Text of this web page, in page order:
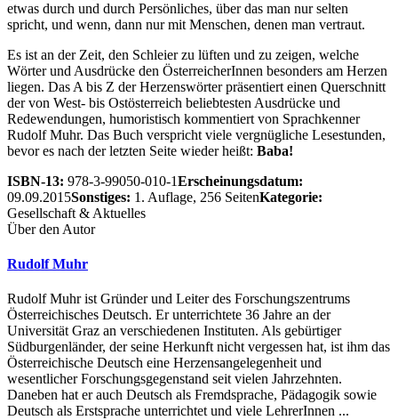
etwas durch und durch Persönliches, über das man nur selten
spricht, und wenn, dann nur mit Menschen, denen man vertraut.
Es ist an der Zeit, den Schleier zu lüften und zu zeigen, welche
Wörter und Ausdrücke den ÖsterreicherInnen besonders am Herzen
liegen. Das A bis Z der Herzenswörter präsentiert einen Querschnitt
der von West- bis Ostösterreich beliebtesten Ausdrücke und
Redewendungen, humoristisch kommentiert von Sprachkenner
Rudolf Muhr. Das Buch verspricht viele vergnügliche Lesestunden,
bevor es nach der letzten Seite wieder heißt: Baba!
ISBN-13: 978-3-99050-010-1Erscheinungsdatum:
09.09.2015Sonstiges: 1. Auflage, 256 SeitenKategorie:
Gesellschaft & Aktuelles
Über den Autor
Rudolf Muhr
Rudolf Muhr ist Gründer und Leiter des Forschungszentrums
Österreichisches Deutsch. Er unterrichtete 36 Jahre an der
Universität Graz an verschiedenen Instituten. Als gebürtiger
Südburgenländer, der seine Herkunft nicht vergessen hat, ist ihm das
Österreichische Deutsch eine Herzensangelegenheit und
wesentlicher Forschungsgegenstand seit vielen Jahrzehnten.
Daneben hat er auch Deutsch als Fremdsprache, Pädagogik sowie
Deutsch als Erstsprache unterrichtet und viele LehrerInnen ...